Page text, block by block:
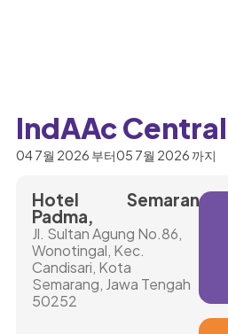
IndAAc
04 7월 2026 부터05 7월 2026 까지
Hotel
Padma,
Semarang
Jl. Sultan Agung No.86,
Wonotingal, Kec.
Candisari, Kota
Semarang, Jawa Tengah
50252